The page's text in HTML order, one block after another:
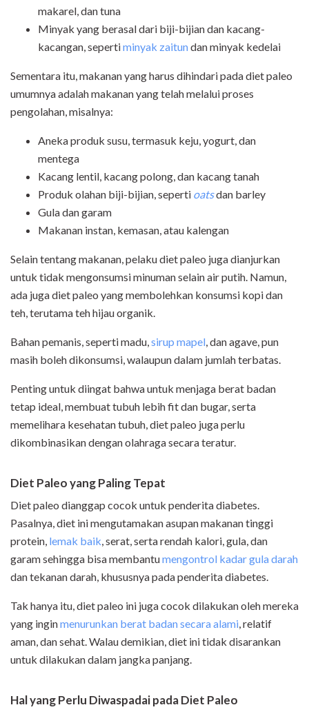
makarel, dan tuna
Minyak yang berasal dari biji-bijian dan kacang-
kacangan, sepertiminyak zaitundan minyak kedelai
Sementara itu, makanan yang harus dihindari pada diet paleo
umumnya adalah makanan yang telah melalui proses
pengolahan, misalnya:
Aneka produk susu, termasuk keju, yogurt, dan
mentega
Kacang lentil, kacang polong, dan kacang tanah
Produk olahan biji-bijian, seperti oatsdan barley
Gula dan garam
Makanan instan, kemasan, atau kalengan
Selain tentang makanan, pelaku diet paleo juga dianjurkan
untuk tidak mengonsumsi minuman selain air putih. Namun,
ada juga diet paleo yang membolehkan konsumsi kopi dan
teh, terutama teh hijau organik.
Bahan pemanis, seperti madu, sirup mapel , dan agave, pun
masih boleh dikonsumsi, walaupun dalam jumlah terbatas.
Penting untuk diingat bahwa untuk menjaga berat badan
tetap ideal, membuat tubuh lebih fit dan bugar, serta
memelihara kesehatan tubuh, diet paleo juga perlu
dikombinasikan dengan olahraga secara teratur.
Diet Paleo yang Paling Tepat
Diet paleo dianggap cocok untuk penderita diabetes.
Pasalnya, diet ini mengutamakan asupan makanan tinggi
protein, lemak baik , serat, serta rendah kalori, gula, dan
garam sehingga bisa membantumengontrol kadar gula darah
dan tekanan darah, khususnya pada penderita diabetes.
Tak hanya itu, diet paleo ini juga cocok dilakukan oleh mereka
yang inginmenurunkan berat badan secara alami , relatif
aman, dan sehat. Walau demikian, diet ini tidak disarankan
untuk dilakukan dalam jangka panjang.
Hal yang Perlu Diwaspadai pada Diet Paleo